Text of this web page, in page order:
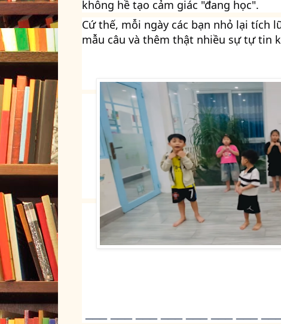
không hề tạo cảm giác "đang học".
Cứ thế, mỗi ngày các bạn nhỏ lại
mẫu câu và thêm thật nhiều sự tự tin